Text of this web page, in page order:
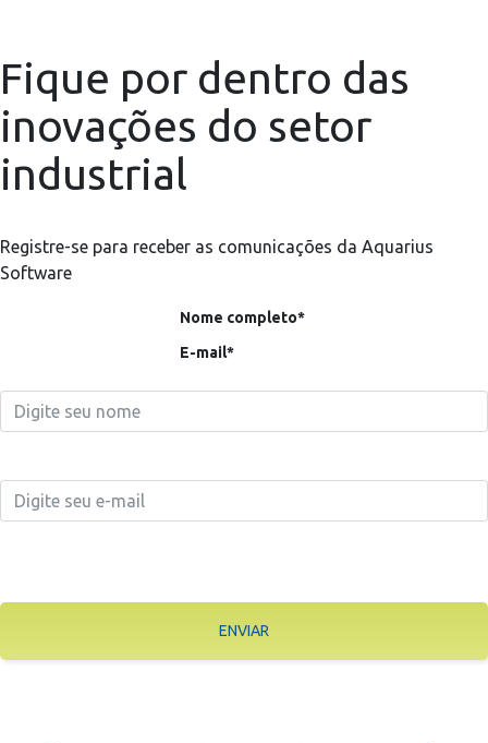
Fique por dentro das
inovações do setor
industrial
Registre-se para receber as comunicações da Aquarius
Software
Nome completo*
E-mail*
ENVIAR